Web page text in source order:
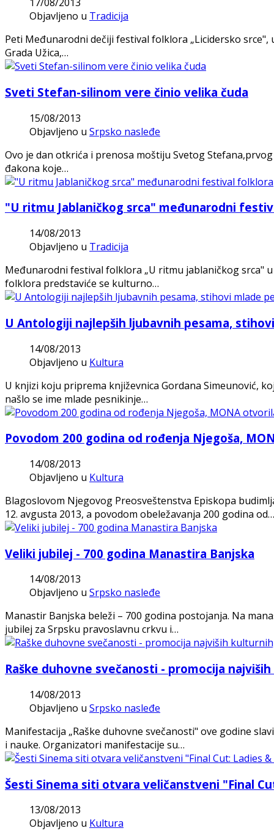
Objavljeno u Tradicija
Peti Međunarodni dečiji festival folklora „Licidersko srce",
Grada Užica,…
Sveti Stefan-silinom vere činio velika čuda
15/08/2013
Objavljeno u Srpsko nasleđe
Ovo je dan otkrića i prenosa moštiju Svetog
đakona koje…
"U ritmu Jablaničkog srca" međunarodni
14/08/2013
Objavljeno u Tradicija
Međunarodni festival folklora „U ritmu jablaničkog srca"
folklora predstaviće se kulturno…
U Antologiji najlepših ljubavnih pesama,
14/08/2013
Objavljeno u Kultura
U knjizi koju priprema književnica Gordana Simeunović,
našlo se ime mlade pesnikinje…
Povodom 200 godina od rođenja Njegoša,
14/08/2013
Objavljeno u Kultura
Blagoslovom Njegovog Preosveštenstva Episkopa
12. avgusta 2013, a povodom obeležavanja 200 godina od…
Veliki jubilej - 700 godina Manastira Banjska
14/08/2013
Objavljeno u Srpsko nasleđe
Manastir Banjska beleži – 700 godina postojanja. Na
jubilej za Srpsku pravoslavnu crkvu i…
Raške duhovne svečanosti - promocija
14/08/2013
Objavljeno u Srpsko nasleđe
Manifestacija „Raške duhovne svečanosti" ove godine
i nauke. Organizatori manifestacije su…
Šesti Sinema siti otvara veličanstveni "Final
13/08/2013
Objavljeno u Kultura